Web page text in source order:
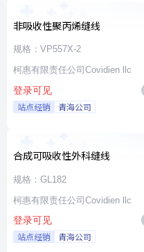
非吸收性聚丙烯缝线
规格：VP557X-2
柯惠有限责任公司Covidien llc
登录可见
站点经销 青海公司
合成可吸收性外科缝线
规格：GL182
柯惠有限责任公司Covidien llc
登录可见
站点经销 青海公司